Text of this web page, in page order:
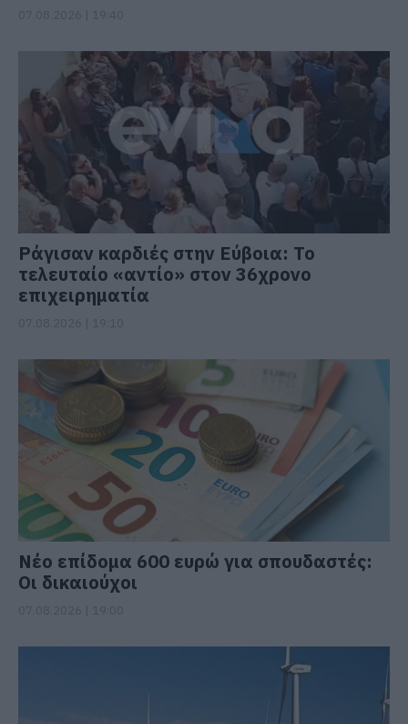
Ράγισαν καρδιές στην Εύβοια: Το
τελευταίο «αντίο» στον 36χρονο
επιχειρηματία
Νέο επίδομα 600 ευρώ για σπουδαστές:
Οι δικαιούχοι